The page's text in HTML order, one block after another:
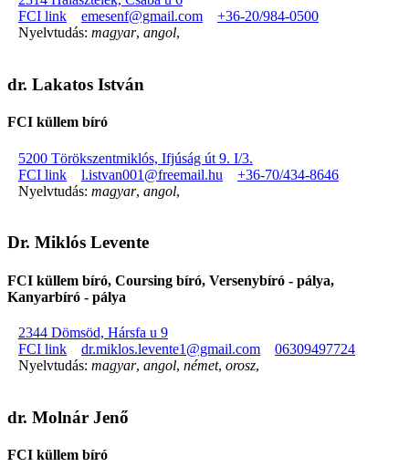
FCI link
emesenf@gmail.com
+36-20/984-0500
Nyelvtudás: magyar, angol,
dr. Lakatos István
FCI küllem bíró
5200 Törökszentmiklós, Ifjúság út 9. I/3.
FCI link
l.istvan001@freemail.hu
+36-70/434-8646
Nyelvtudás: magyar, angol,
Dr. Miklós Levente
FCI küllem bíró, Coursing bíró, Versenybíró - pálya,
Kanyarbíró - pálya
2344 Dömsöd, Hársfa u 9
FCI link
dr.miklos.levente1@gmail.com
06309497724
Nyelvtudás: magyar, angol, német, orosz,
dr. Molnár Jenő
FCI küllem bíró